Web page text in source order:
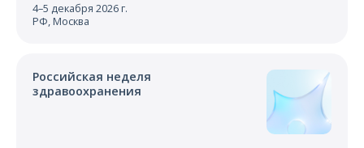
4–5 декабря 2026 г.
РФ, Москва
Российская неделя
здравоохранения